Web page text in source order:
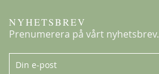
NYHETSBREV
Prenumerera på vårt nyhetsbrev.